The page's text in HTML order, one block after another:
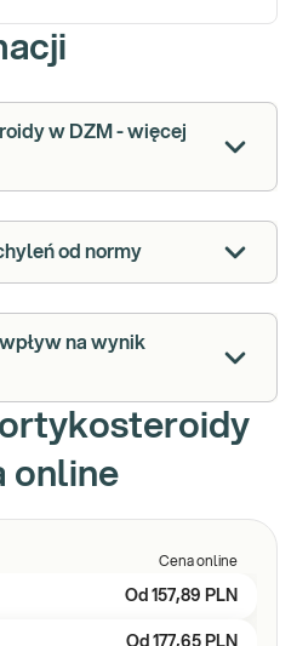
w DZM - więcej
od normy
na wynik
online
Cena online
Od 157,89 PLN
Od 177,65 PLN